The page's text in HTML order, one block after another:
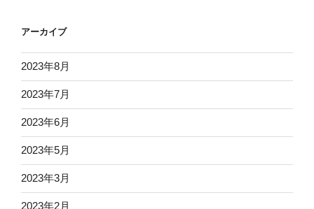
アーカイブ
2023年8月
2023年7月
2023年6月
2023年5月
2023年3月
2023年2月